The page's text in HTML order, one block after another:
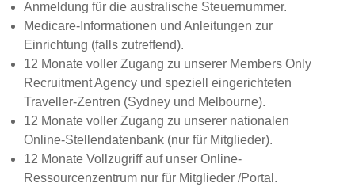
Anmeldung für die australische Steuernummer.
Medicare-Informationen und Anleitungen zur
Einrichtung (falls zutreffend).
12 Monate voller Zugang zu unserer Members Only
Recruitment Agency und speziell eingerichteten
Traveller-Zentren (Sydney und Melbourne).
12 Monate voller Zugang zu unserer nationalen
Online-Stellendatenbank (nur für Mitglieder).
12 Monate Vollzugriff auf unser Online-
Ressourcenzentrum nur für Mitglieder /Portal.